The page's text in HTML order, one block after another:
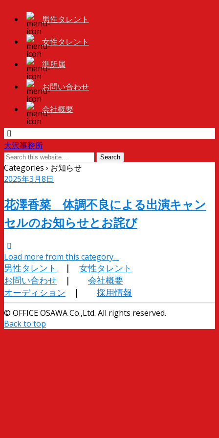
男性タレント
女性タレント
準所属
お問い合わせ
会社概要
大沢事務所
Categories › お知らせ
2025年3月8日
花澤香菜 体調不良による出演キャン
セルのお知らせとお詫び
Load more from this category…
男性タレント | 女性タレント
お問い合わせ | 会社概要
オーディション | 採用情報
© OFFICE OSAWA Co.,Ltd. All rights reserved.
Back to top